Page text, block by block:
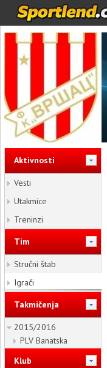
Aktivnosti
Vesti
Utakmice
Treninzi
Tim
Stručni štab
Igrači
Takmičenja
2015/2016
PLV Banatska
Klub